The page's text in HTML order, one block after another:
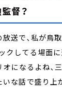
督？
送で、私が鳥
クしてる場面
オになるよね、
いな話で盛り上